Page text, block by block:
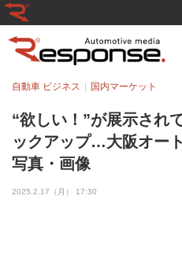
“欲しい！”が展示され
ックアップ…大阪オー
写真・画像
自動車 ビジネス 国内マーケット
2025.2.17（月） 17:30